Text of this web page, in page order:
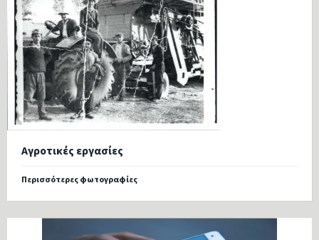
Αγροτικές εργασίες
Περισσότερες φωτογραφίες